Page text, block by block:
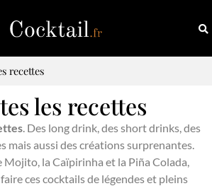
recettes
les recettes
. Des long drink, des short drinks, des
mais aussi des créations surprenantes.
Mojito, la Caïpirinha et la Piña Colada,
ces cocktails de légendes et pleins